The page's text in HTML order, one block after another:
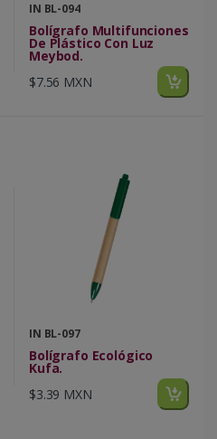
IN BL-094
Bolígrafo Multifunciones
De Plástico Con Luz
Meybod.
$7.56 MXN
IN BL-097
Bolígrafo Ecológico
Kufa.
$3.39 MXN